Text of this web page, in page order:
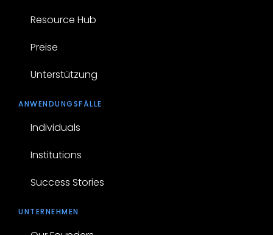
Resource Hub
Preise
Unterstützung
ANWENDUNGSFÄLLE
Individuals
Institutions
Success Stories
UNTERNEHMEN